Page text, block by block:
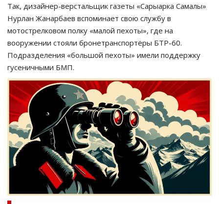
Так, дизайнер-верстальщик газеты «Сарыарка Самалы»
Нурлан Жанарбаев вспоминает свою службу в
мотострелковом полку «малой пехоты», где на
вооружении стояли бронетранспортёры БТР-60.
Подразделения «большой пехоты» имели поддержку
гусеничными БМП.